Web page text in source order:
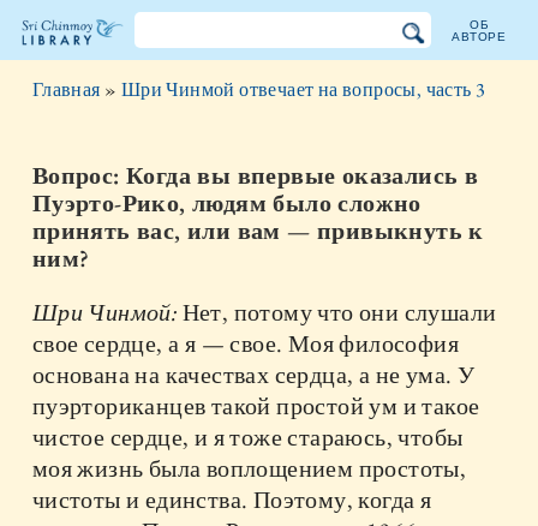
Библиотека
Чинмоя
ОБ
АВТОРЕ
Главная » Шри Чинмой отвечает на вопросы, часть 3
Вопрос: Когда вы впервые оказались в
Пуэрто-Рико, людям было сложно
принять вас, или вам — привыкнуть к
ним?
Шри Чинмой:Нет, потому что они слушали
свое сердце, а я — свое. Моя философия
основана на качествах сердца, а не ума. У
пуэрториканцев такой простой ум и такое
чистое сердце, и я тоже стараюсь, чтобы
моя жизнь была воплощением простоты,
чистоты и единства. Поэтому, когда я